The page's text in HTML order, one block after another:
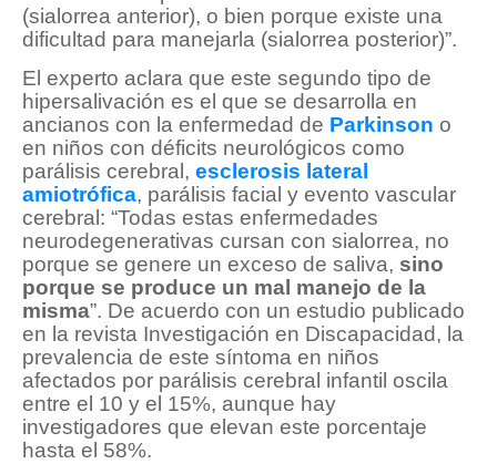
(sialorrea anterior), o bien porque existe una
dificultad para manejarla (sialorrea posterior)”.
El experto aclara que este segundo tipo de
hipersalivación es el que se desarrolla en
ancianos con la enfermedad de Parkinson o
en niños con déficits neurológicos como
parálisis cerebral, esclerosis lateral
amiotrófica, parálisis facial y evento vascular
cerebral: “Todas estas enfermedades
neurodegenerativas cursan con sialorrea, no
porque se genere un exceso de saliva, sino
porque se produce un mal manejo de la
misma”. De acuerdo con un estudio publicado
en la revista Investigación en Discapacidad, la
prevalencia de este síntoma en niños
afectados por parálisis cerebral infantil oscila
entre el 10 y el 15%, aunque hay
investigadores que elevan este porcentaje
hasta el 58%.